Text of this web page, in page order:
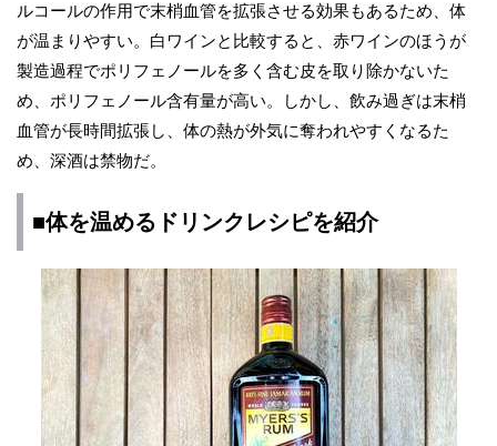
ルコールの作用で末梢血管を拡張させる効果もあるため、体
が温まりやすい。白ワインと比較すると、赤ワインのほうが
製造過程でポリフェノールを多く含む皮を取り除かないた
め、ポリフェノール含有量が高い。しかし、飲み過ぎは末梢
血管が長時間拡張し、体の熱が外気に奪われやすくなるた
め、深酒は禁物だ。
■体を温めるドリンクレシピを紹介